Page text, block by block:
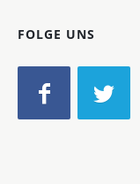
FOLGE UNS